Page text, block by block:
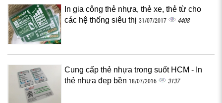
In gia công thẻ nhựa, thẻ xe, thẻ từ cho
các hệ thống siêu thị 31/07/2017 4408
Cung cấp thẻ nhựa trong suốt HCM - In
thẻ nhựa đẹp bền‎ 18/07/2016 3137